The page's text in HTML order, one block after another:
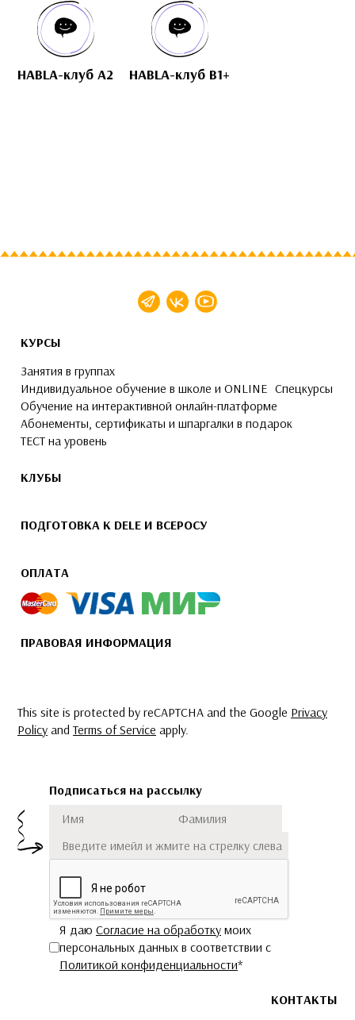
HABLA-клуб A2 HABLA-клуб B1+
КУРСЫ
Занятия в группах
Индивидуальное обучение в школе и ONLINE Спецкурсы
Обучение на интерактивной онлайн-платформе
Абонементы, сертификаты и шпаргалки в подарок
ТЕСТ на уровень
КЛУБЫ
ПОДГОТОВКА К DELE И ВСЕРОСУ
ОПЛАТА
ПРАВОВАЯ ИНФОРМАЦИЯ
This site is protected by reCAPTCHA and the Google Privacy
Policy andTerms of Service apply.
Подписаться на рассылку
Имя
Фамилия
Я даю Согласие на обработку моих
персональных данных в соответствии с
Политикой конфиденциальности*
Подписаться
КОНТАКТЫ